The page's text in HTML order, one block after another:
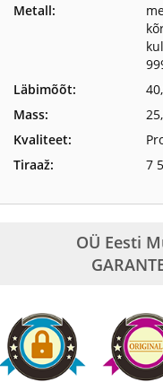
Metall:
Läbimõõt:
Mass:
Kvaliteet:
Tiraaž:
7
OÜ Eesti